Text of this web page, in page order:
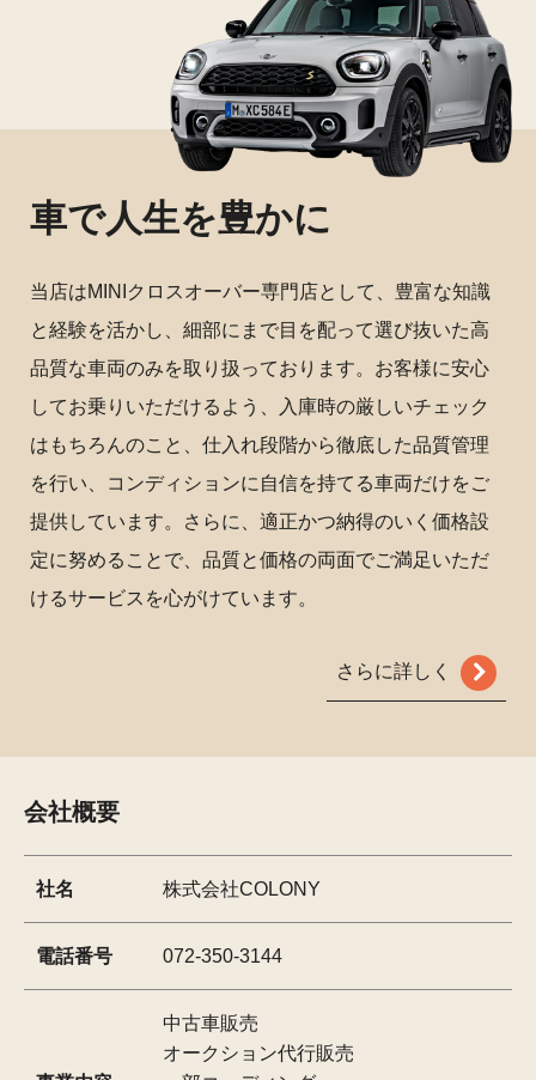
車で人生を豊かに
当店はMINIクロスオーバー専門店として、豊富な知識
と経験を活かし、細部にまで目を配って選び抜いた高
品質な車両のみを取り扱っております。お客様に安心
してお乗りいただけるよう、入庫時の厳しいチェック
はもちろんのこと、仕入れ段階から徹底した品質管理
を行い、コンディションに自信を持てる車両だけをご
提供しています。さらに、適正かつ納得のいく価格設
定に努めることで、品質と価格の両面でご満足いただ
けるサービスを心がけています。
さらに詳しく
会社概要
社名 株式会社COLONY
電話番号 072-350-3144
中古車販売
オークション代行販売